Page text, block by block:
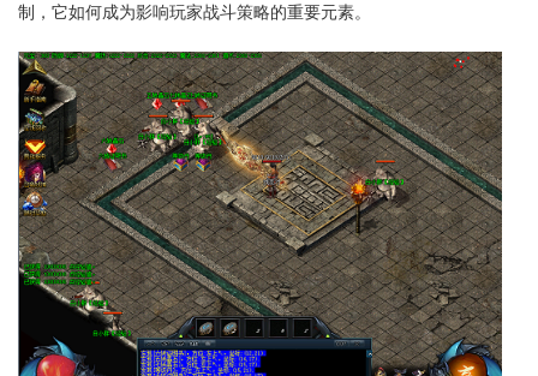
制，它如何成为影响玩家战斗策略的重要元素。